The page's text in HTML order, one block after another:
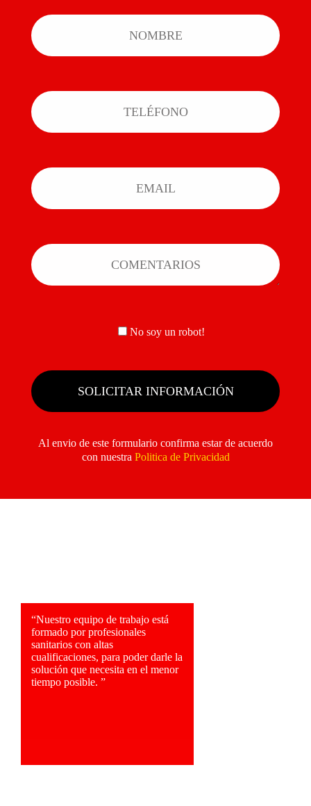
No soy un robot!
Al envio de este formulario confirma estar de acuerdo
con nuestra Politica de Privacidad
“Nuestro equipo de trabajo está
formado por profesionales
sanitarios con altas
cualificaciones, para poder darle la
solución que necesita en el menor
tiempo posible. ”